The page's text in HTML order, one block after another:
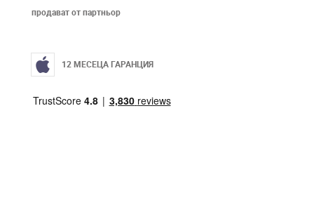
продават от партньор
12 МЕСЕЦА ГАРАНЦИЯ